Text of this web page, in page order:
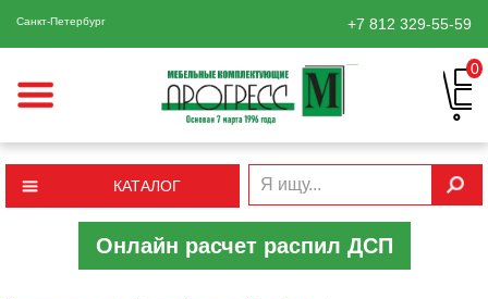
Санкт-Петербург +7 812 329-55-59
0
КАТАЛОГ
Онлайн расчет распил ДСП